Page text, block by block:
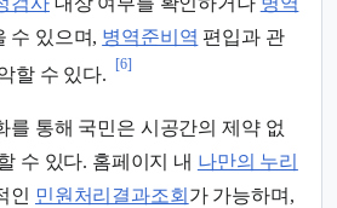
수 있으며, 병역준비역 편입과 관
할 수 있다.
[6]
를 통해 국민은 시공간의 제약 없
수 있다. 홈페이지 내 나만의 누리
인 민원처리결과조회 가 가능하며,